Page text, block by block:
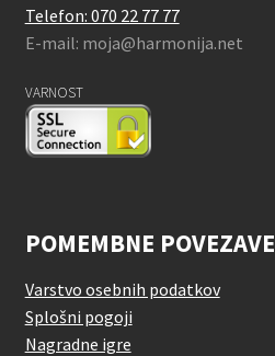
Telefon: 070 22 77 77
E-mail: moja@harmonija.net
VARNOST
POMEMBNE POVEZAVE
Varstvo osebnih podatkov
Splošni pogoji
Nagradne igre